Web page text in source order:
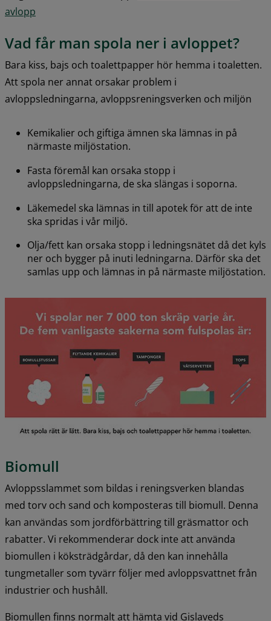
avlopp
Vad får man spola ner i avloppet?
Bara kiss, bajs och toalettpapper hör hemma i toaletten.
Att spola ner annat orsakar problem i
avloppsledningarna, avloppsreningsverken och miljön
Kemikalier och giftiga ämnen ska lämnas in på
närmaste miljöstation.
Fasta föremål kan orsaka stopp i
avloppsledningarna, de ska slängas i soporna.
Läkemedel ska lämnas in till apotek för att de inte
ska spridas i vår miljö.
Olja/fett kan orsaka stopp i ledningsnätet då det kyls
ner och bygger på inuti ledningarna. Därför ska det
samlas upp och lämnas in på närmaste miljöstation.
Biomull
Avloppsslammet som bildas i reningsverken blandas
med torv och sand och komposteras till biomull. Denna
kan användas som jordförbättring till gräsmattor och
rabatter. Vi rekommenderar dock inte att använda
biomullen i köksträdgårdar, då den kan innehålla
tungmetaller som tyvärr följer med avloppsvattnet från
industrier och hushåll.
Biomullen finns normalt att hämta vid Gislaveds